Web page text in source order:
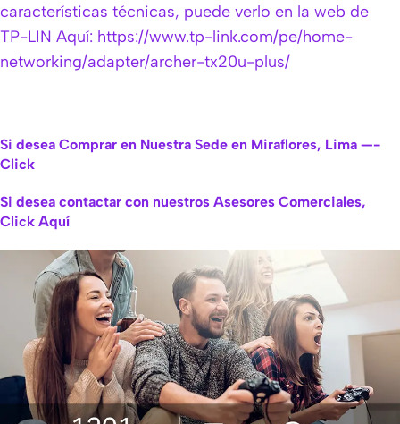
características técnicas, puede verlo en la web de
TP-LIN Aquí: https://www.tp-link.com/pe/home-
networking/adapter/archer-tx20u-plus/
Si desea Comprar en Nuestra Sede en Miraflores, Lima —-
Click
Si desea contactar con nuestros Asesores Comerciales,
Click Aquí